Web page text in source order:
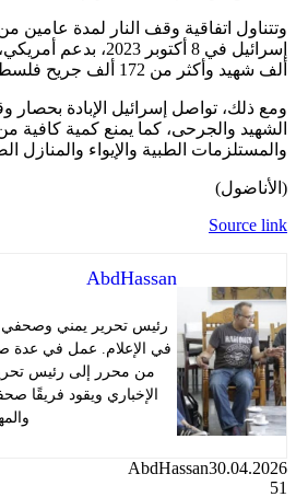
اتفاقية وقف النار لمدة عامين من إبادة
من 172 ألف جريح فلسطيني.
تواصل إسرائيل الإبادة بحصار وقصف
كما يمنع كمية كافية من المواد
الطبية والإيواء والمنازل الصغيرة
AbdHassan
رئيس تحرير يمني وصحفي
في الإعلام. عمل في عدة صحف
من محرر إلى رئيس تحرير.
الإخباري ويقود فريقًا صحفيًا مع
AbdHassan